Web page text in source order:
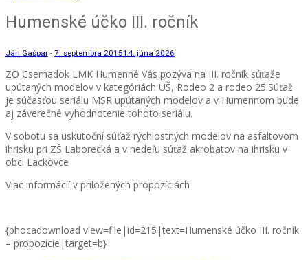
Humenské účko III. ročník
Ján Gašpar - 7. septembra 201514. júna 2026
ZO Csemadok LMK Humenné Vás pozýva na III. ročník súťaže
upútaných modelov v kategóriách UŠ, Rodeo 2 a rodeo 25.Súťaž
je súčasťou seriálu MSR upútaných modelov a v Humennom bude
aj záverečné vyhodnotenie tohoto seriálu.
V sobotu sa uskutoční súťaž rýchlostných modelov na asfaltovom
ihrisku pri ZŠ Laborecká a v nedeľu súťaž akrobatov na ihrisku v
obci Lackovce
Viac informácií v priložených propozíciách
{phocadownload view=file|id=215|text=Humenské účko III. ročník
– propozície|target=b}